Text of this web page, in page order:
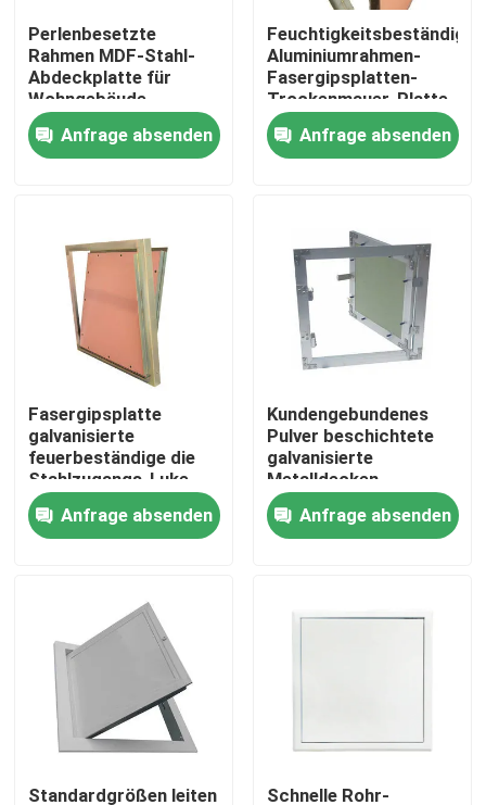
Produkte
Über uns
Fabrik-Ausflug
Qualitätskontrolle
Treten Sie mit uns in Verbindung
Aluminiumabdeckplatte
Stahlabdeckplatte
Trockenmauerzusätze
Perlenbesetzte
Rahmen MDF-Stahl-
Abdeckplatte für
Wohngebäude
Anfrage absenden
Feuchtigkeitsbeständige
Aluminiumrahmen-
Fasergipsplatten-
Trockenmauer-Platte
Anfrage absenden
Fasergipsplatte
galvanisierte
feuerbeständige die
Stahlzugangs-Luke
Anfrage absenden
Kundengebundenes
Pulver beschichtete
galvanisierte
Metalldecken-
Abdeckplatte
Anfrage absenden
Standardgrößen leiten Schnelle Rohr-